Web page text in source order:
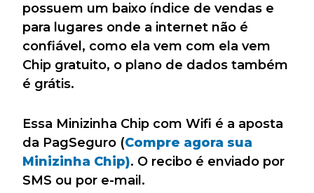
possuem um baixo índice de vendas e
para lugares onde a internet não é
confiável, como ela vem com ela vem
Chip gratuito, o plano de dados também
é grátis.
Essa Minizinha Chip com Wifi é a aposta
da PagSeguro (Compre agora sua
Minizinha Chip). O recibo é enviado por
SMS ou por e-mail.